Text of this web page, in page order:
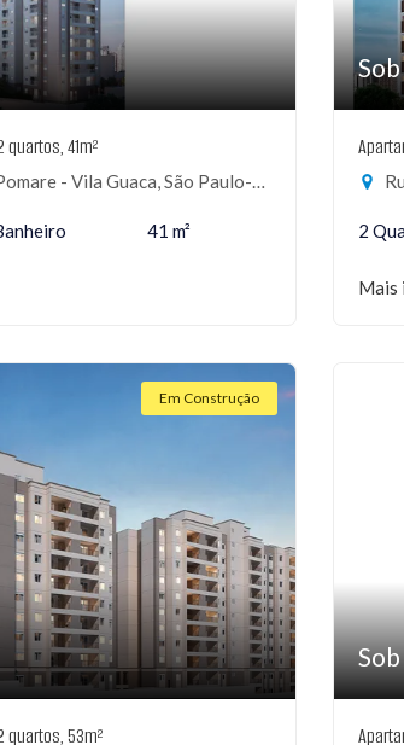
41m²
- Vila Guaca, São Paulo-SP
41 m² 2
Mais
Em Construção
quartos, 53m²